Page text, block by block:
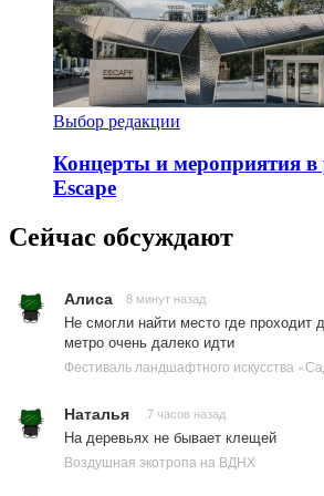
Выбор редакции
Концерты и мероприятия в
Escape
Сейчас обсуждают
Алиса 8 минут назад
Не смогли найти место где
метро очень далеко идти
Фестиваль ландшафтного искусства
Наталья 7 часов назад
На деревьях не бывает клещей
Воздушная экотропа на ВДНХ